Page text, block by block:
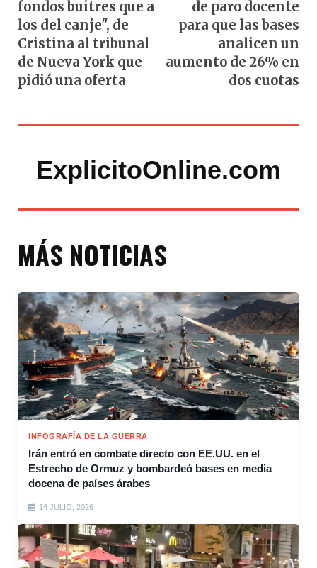
fondos buitres que a
los del canje", de
Cristina al tribunal
de Nueva York que
pidió una oferta
de paro docente
para que las bases
analicen un
aumento de 26% en
dos cuotas
ExplicitoOnline.com
MÁS NOTICIAS
INFOGRAFÍA DE LA GUERRA
Irán entró en combate directo con EE.UU. en el
Estrecho de Ormuz y bombardeó bases en media
docena de países árabes
14 JULIO, 2026